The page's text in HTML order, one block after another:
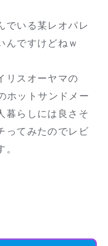
でいる某レオパレ
んですけどねｗ
リスオーヤマの
ホットサンドメー
暮らしには良さそ
ってみたのでレビ